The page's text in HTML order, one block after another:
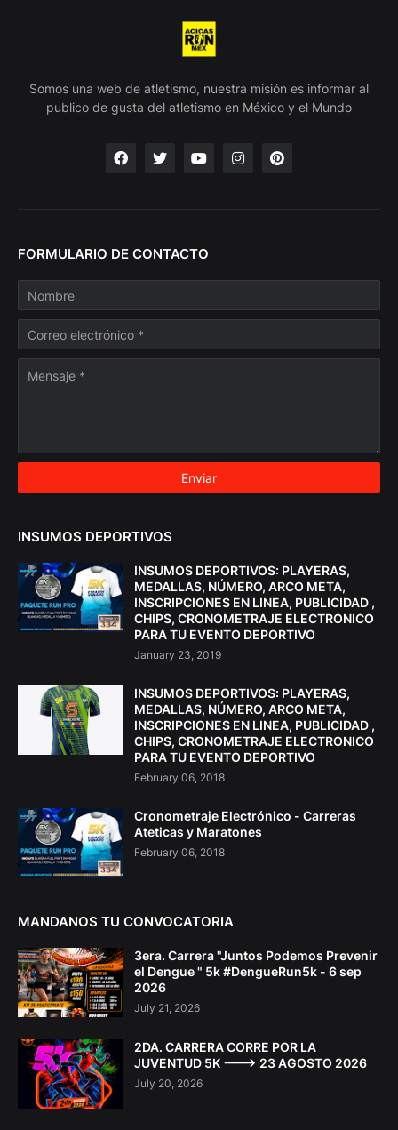
Somos una web de atletismo, nuestra misión es informar al
publico de gusta del atletismo en México y el Mundo
FORMULARIO DE CONTACTO
INSUMOS DEPORTIVOS
INSUMOS DEPORTIVOS: PLAYERAS,
MEDALLAS, NÚMERO, ARCO META,
INSCRIPCIONES EN LINEA, PUBLICIDAD ,
CHIPS, CRONOMETRAJE ELECTRONICO
PARA TU EVENTO DEPORTIVO
January 23, 2019
INSUMOS DEPORTIVOS: PLAYERAS,
MEDALLAS, NÚMERO, ARCO META,
INSCRIPCIONES EN LINEA, PUBLICIDAD ,
CHIPS, CRONOMETRAJE ELECTRONICO
PARA TU EVENTO DEPORTIVO
February 06, 2018
Cronometraje Electrónico - Carreras
Ateticas y Maratones
February 06, 2018
MANDANOS TU CONVOCATORIA
3era. Carrera "Juntos Podemos Prevenir
el Dengue " 5k #DengueRun5k - 6 sep
2026
July 21, 2026
2DA. CARRERA CORRE POR LA
JUVENTUD 5K ---> 23 AGOSTO 2026
July 20, 2026